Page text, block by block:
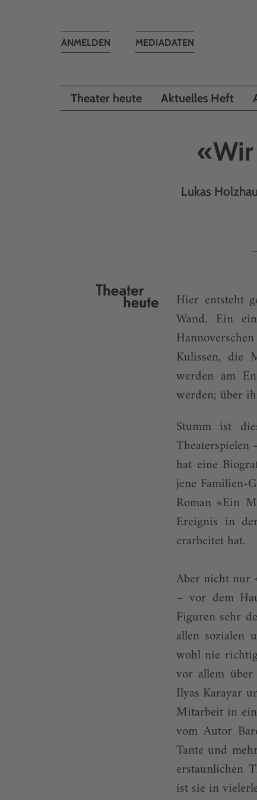
MEDIADATEN
Toggle
ANMELDEN
Theater heute Aktuelles Heft
«Wir
Lukas
Hier entsteht
Wand. Ein
Kulissen, die
werden am
werden; über
Stumm ist
hat eine
jene Familien-
Roman «Ein
Ereignis in
erarbeitet hat.
Aber nicht nur
– vor dem
Figuren sehr
allen sozialen
wohl nie
vor allem
Ilyas Karayar
Mitarbeit in
vom Autor
Tante und
erstaunlichen
ist sie in